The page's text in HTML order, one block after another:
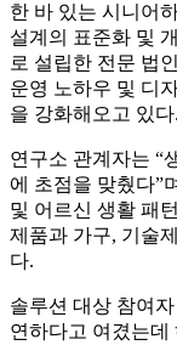
한 바 있는 시니어
설계의 표준화 및
로 설립한 전문 법
운영 노하우 및 디
을 강화해오고 있다.
연구소 관계자는 “
에 초점을 맞췄다”
및 어르신 생활 패
제품과 가구, 기술
다.
솔루션 대상 참여
연하다고 여겼는데